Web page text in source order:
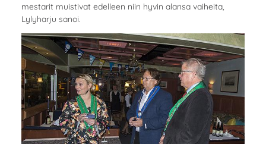
mestarit muistivat edelleen niin hyvin alansa vaiheita,
Lylyharju sanoi.